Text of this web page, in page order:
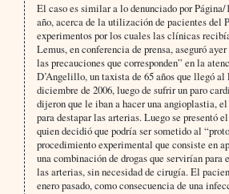
El caso es similar a lo denunciado por Página/
año, acerca de la utilización de pacientes del
experimentos por los cuales las clínicas
Lemus, en conferencia de prensa, aseguró
las precauciones que corresponden” en la
D’Angelillo, un taxista de 65 años que llegó al
diciembre de 2006, luego de sufrir un paro
dijeron que le iban a hacer una angioplastia,
para destapar las arterias. Luego se presentó
quien decidió que podría ser sometido al
procedimiento experimental que consiste en
una combinación de drogas que servirían para
las arterias, sin necesidad de cirugía. El
enero pasado, como consecuencia de una